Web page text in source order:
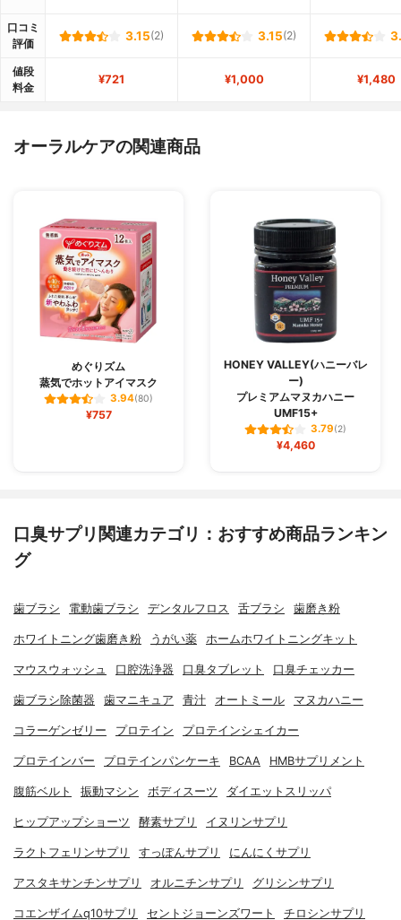
口コミ
評価
3.15(2) 3.15(2)
値段
料金
¥721 ¥1,000 ¥1,480
オーラルケアの関連商品
めぐりズム
蒸気でホットアイマスク
3.94(80)
¥757
HONEY VALLEY(ハニーバレ
ー)
プレミアムマヌカハニー
UMF15+
3.79(2)
¥4,460
口臭サプリ関連カテゴリ：おすすめ商品ランキン
グ
歯ブラシ 電動歯ブラシ デンタルフロス 舌ブラシ 歯磨き粉
ホワイトニング歯磨き粉 うがい薬 ホームホワイトニングキット
マウスウォッシュ 口腔洗浄器 口臭タブレット 口臭チェッカー
歯ブラシ除菌器 歯マニキュア 青汁 オートミール マヌカハニー
コラーゲンゼリー プロテイン プロテインシェイカー
プロテインバー プロテインパンケーキ BCAA HMBサプリメント
腹筋ベルト 振動マシン ボディスーツ ダイエットスリッパ
ヒップアップショーツ 酵素サプリ イヌリンサプリ
ラクトフェリンサプリ すっぽんサプリ にんにくサプリ
アスタキサンチンサプリ オルニチンサプリ グリシンサプリ
コエンザイムq10サプリ セントジョーンズワート チロシンサプリ